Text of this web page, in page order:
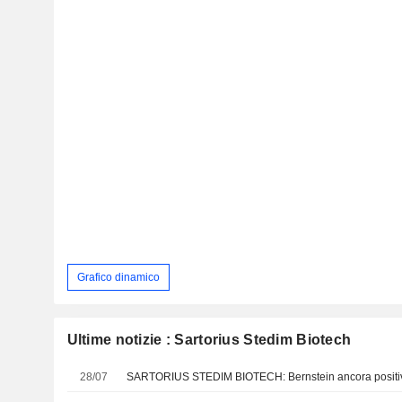
Grafico dinamico
Ultime notizie : Sartorius Stedim Biotech
28/07 SARTORIUS STEDIM BIOTECH: Bernstein ancora